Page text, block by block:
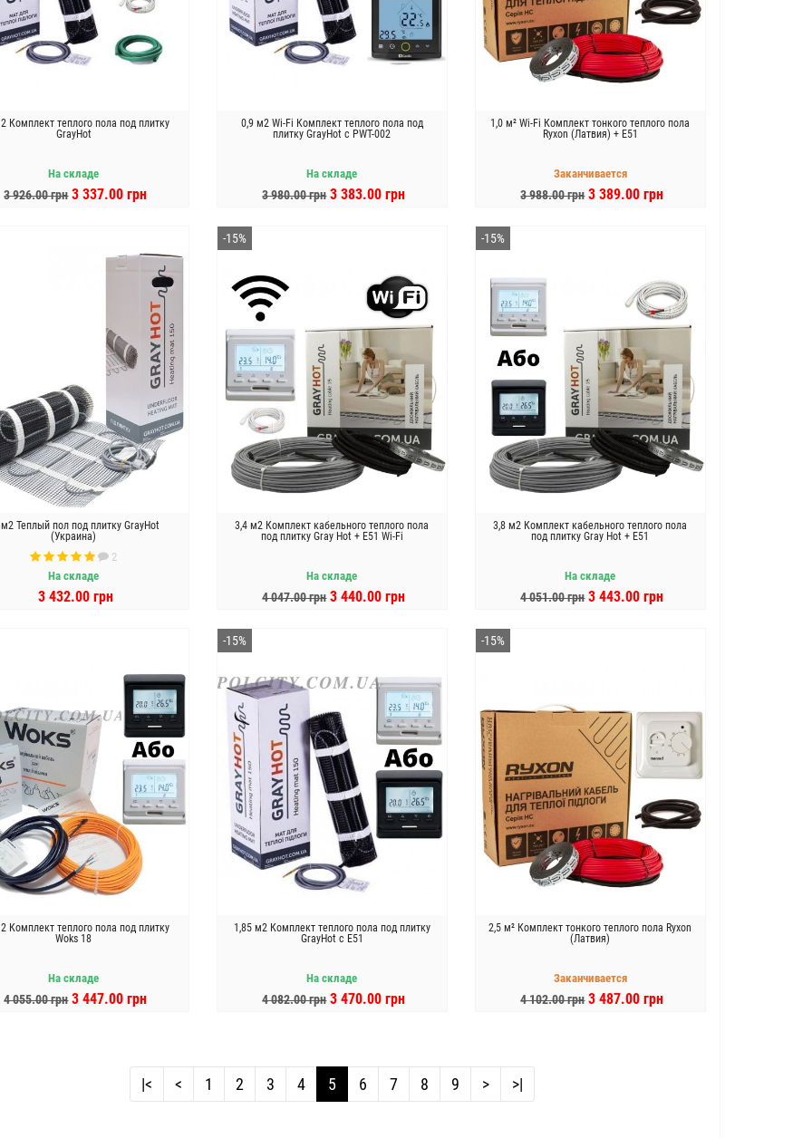
Комплект теплого пола под плитку
GrayHot
На складе
3 926.00 грн 3 337.00 грн
0,9 м2 Wi-Fi Комплект теплого пола под
плитку GrayHot c PWT-002
На складе
3 980.00 грн 3 383.00 грн
1,0 м² Wi-Fi Комплект тонкого теплого пола
Ryxon (Латвия) + E51
Заканчивается
3 988.00 грн 3 389.00 грн
Теплый пол под плитку GrayHot
(Украина)
2
На складе
3 432.00 грн
-15%
3,4 м2 Комплект кабельного теплого пола
под плитку Gray Hot + E51 Wi-Fi
На складе
4 047.00 грн 3 440.00 грн
-15%
3,8 м2 Комплект кабельного теплого пола
под плитку Gray Hot + E51
На складе
4 051.00 грн 3 443.00 грн
Комплект теплого пола под плитку
Woks 18
На складе
4 055.00 грн 3 447.00 грн
-15%
1,85 м2 Комплект теплого пола под плитку
GrayHot c Е51
На складе
4 082.00 грн 3 470.00 грн
-15%
2,5 м² Комплект тонкого теплого пола Ryxon
(Латвия)
Заканчивается
4 102.00 грн 3 487.00 грн
|< < 1 2 3 4 5 6 7 8 9 > >|